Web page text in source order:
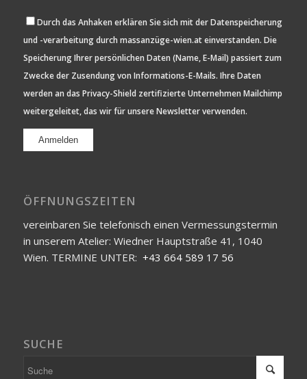
Durch das Anhaken erklären Sie sich mit der Datenspeicherung
und -verarbeitung durch massanzüge-wien.at einverstanden. Die
Speicherung Ihrer persönlichen Daten (Name, E-Mail) passiert zum
Zwecke der Zusendung von Informations-E-Mails. Ihre Daten
werden an das Privacy-Shield zertifizierte Unternehmen Mailchimp
weitergeleitet, das wir für unsere Newsletter verwenden.
ÖFFNUNGSZEITEN
vereinbaren Sie telefonisch einen Vermessungstermin
in unserem Atelier: Wiedner Hauptstraße 41, 1040
Wien. TERMINE UNTER: +43 664 589 17 56
SUCHE